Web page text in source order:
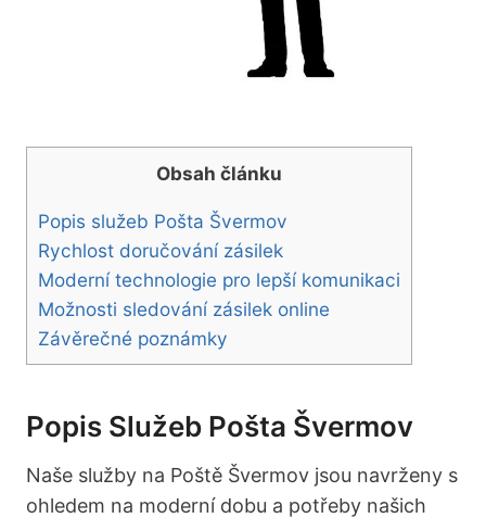
Obsah článku
Popis služeb Pošta Švermov
Rychlost doručování zásilek
Moderní technologie pro lepší komunikaci
Možnosti sledování zásilek online
Závěrečné poznámky
Popis Služeb Pošta Švermov
Naše služby na Poště Švermov jsou navrženy s
ohledem na moderní dobu a potřeby našich